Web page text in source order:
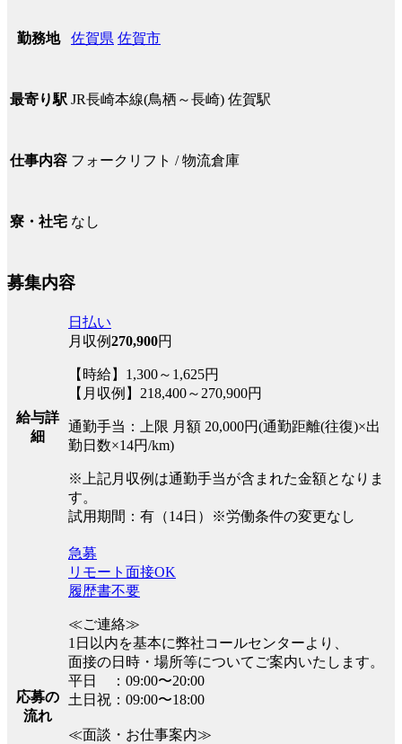
勤務地 佐賀県 佐賀市
最寄り駅 JR長崎本線(鳥栖～長崎) 佐賀駅
仕事内容 フォークリフト / 物流倉庫
寮・社宅 なし
募集内容
給与詳
細
日払い
月収例270,900円
【時給】1,300～1,625円
【月収例】218,400～270,900円
通勤手当：上限 月額 20,000円(通勤距離(往復)×出
勤日数×14円/km)
※上記月収例は通勤手当が含まれた金額となりま
す。
試用期間：有（14日）※労働条件の変更なし
応募の
流れ
急募
リモート面接OK
履歴書不要
≪ご連絡≫
1日以内を基本に弊社コールセンターより、
面接の日時・場所等についてご案内いたします。
平日 ：09:00〜20:00
土日祝：09:00〜18:00
≪面談・お仕事案内≫